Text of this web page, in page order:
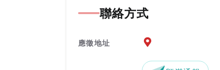
聯絡方式
應徵地址 應徵地址地圖『另開新